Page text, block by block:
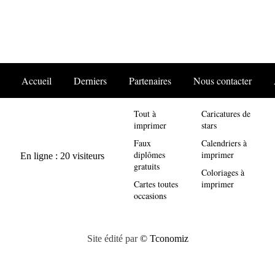
Accueil Derniers Partenaires Nous contacter
Tout à
imprimer
Faux
diplômes
gratuits
Cartes toutes
occasions
Caricatures de
stars
Calendriers à
imprimer
Coloriages à
imprimer
Site édité par© Tconomiz